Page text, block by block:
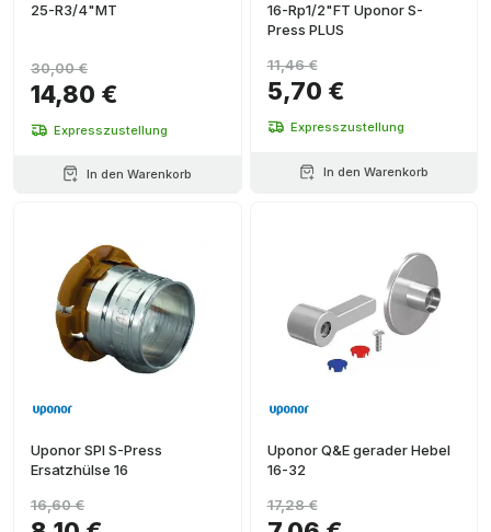
25-R3/4"MT
14,80 €
30,00 €
Expresszustellung
In den Warenkorb
16-Rp1/2"FT Uponor S-
Press PLUS
5,70 €
11,46 €
Expresszustellung
In den Warenkorb
Uponor SPI S-Press
Ersatzhülse 16
16,60 €
Uponor Q&E gerader Hebel
16-32
17,28 €